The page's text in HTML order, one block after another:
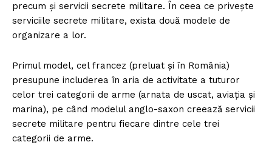
precum și servicii secrete militare. În ceea ce privește
serviciile secrete militare, exista două modele de
organizare a lor.
Primul model, cel francez (preluat și în România)
presupune includerea în aria de activitate a tuturor
celor trei categorii de arme (arnata de uscat, aviația și
marina), pe când modelul anglo-saxon creează servicii
secrete militare pentru fiecare dintre cele trei
categorii de arme.